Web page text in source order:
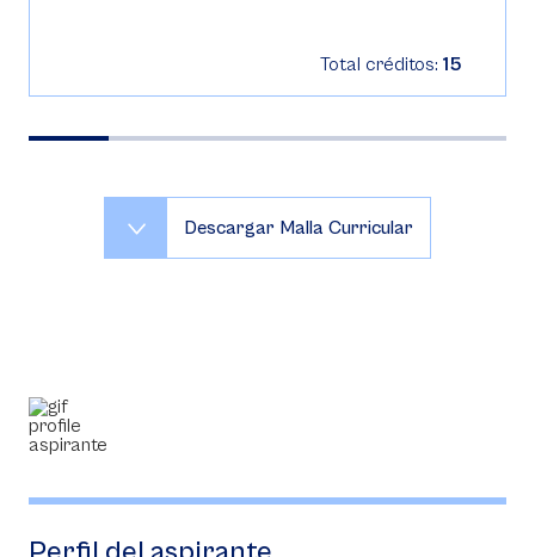
Total créditos: 15
Descargar Malla Curricular